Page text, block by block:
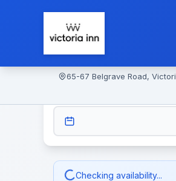
65-67 Belgrave Road,
Checking availability...